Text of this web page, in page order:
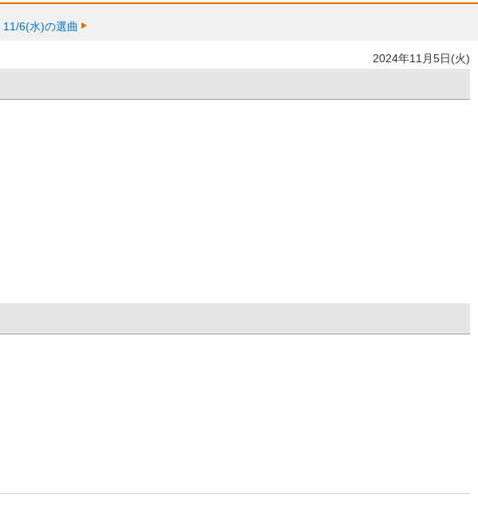
11/6(水)の選曲
2024年11月5日(火)